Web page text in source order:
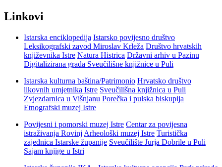
Linkovi
Istarska enciklopedija Istarsko povijesno društvo
Leksikografski zavod Miroslav Krleža Društvo hrvatskih
književnika Istre Natura Histrica Državni arhiv u Pazinu
Digitalizirana građa Sveučilišne knjižnice u Puli
Istarska kulturna baština/Patrimonio Hrvatsko društvo
likovnih umjetnika Istre Sveučilišna knjižnica u Puli
Zvjezdarnica u Višnjanu Porečka i pulska biskupija
Etnografski muzej Istre
Povijesni i pomorski muzej Istre Centar za povijesna
istraživanja Rovinj Arheološki muzej Istre Turistička
zajednica Istarske županije Sveučilište Jurja Dobrile u Puli
Sajam knjige u Istri